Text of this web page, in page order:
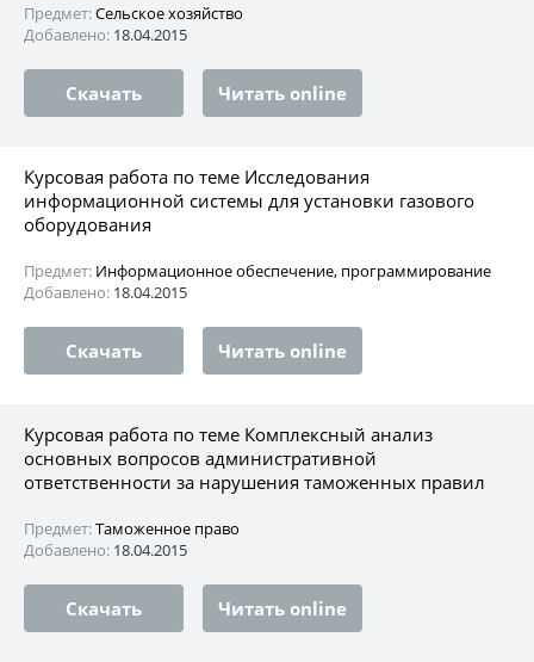
Предмет:Сельское хозяйство
Добавлено: 18.04.2015
Скачать Читать online
Курсовая работа по теме Исследования
информационной системы для установки газового
оборудования
Предмет: Информационное обеспечение, программирование
Добавлено: 18.04.2015
Скачать Читать online
Курсовая работа по теме Комплексный анализ
основных вопросов административной
ответственности за нарушения таможенных правил
Предмет:Таможенное право
Добавлено: 18.04.2015
Скачать Читать online